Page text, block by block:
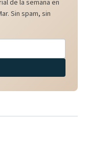
de la semana en
Sin spam, sin